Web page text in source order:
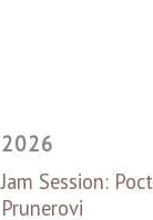
2026
Jam Session:
Prunerovi